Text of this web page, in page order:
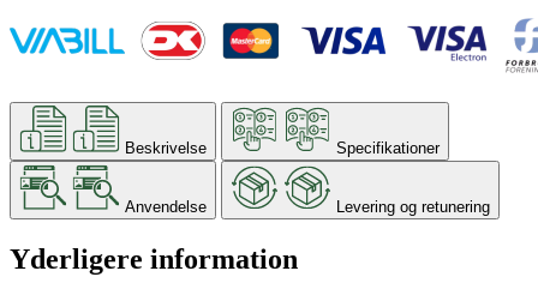
Beskrivelse Specifikationer
Anvendelse Levering og retunering
Yderligere information